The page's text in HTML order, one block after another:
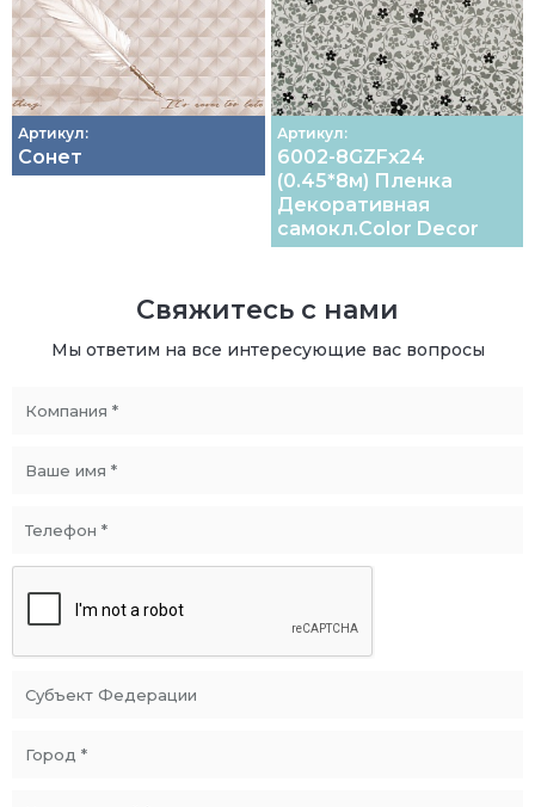
Артикул:
Сонет
Артикул:
6002-8GZFх24
(0.45*8м) Пленка
Декоративная
самокл.Color Decor
Свяжитесь с нами
Мы ответим на все интересующие вас вопросы